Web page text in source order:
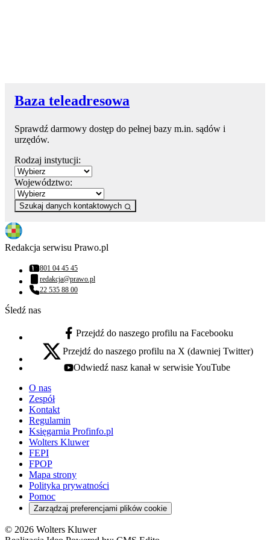
Baza teleadresowa
Sprawdź darmowy dostęp do pełnej bazy m.in. sądów i
urzędów.
Rodzaj instytucji:
Województwo:
Szukaj danych kontaktowych
Redakcja serwisu Prawo.pl
Numer telefonu:
801 04 45 45
Adres email:
redakcja@prawo.pl
Numer telefonu:
22 535 88 00
Śledź nas
facebook - otwiera się w nowej karcie
Przejdź do naszego profilu na Facebooku
x - otwiera się w nowej karcie
Przejdź do naszego profilu na X (dawniej Twitter)
youtube - otwiera się w nowej karcie
Odwiedź nasz kanał w serwisie YouTube
O nas
Zespół
Kontakt
Regulamin
Księgarnia Profinfo.pl
Wolters Kluwer
FEPI
FPOP
Mapa strony
Polityka prywatności
Pomoc
Zarządzaj preferencjami plików cookie
© 2026 Wolters Kluwer